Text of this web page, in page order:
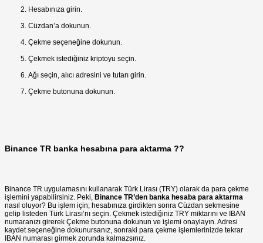
Hesabınıza girin.
Cüzdan’a dokunun.
Çekme seçeneğine dokunun.
Çekmek istediğiniz kriptoyu seçin.
Ağı seçin, alıcı adresini ve tutarı girin.
Çekme butonuna dokunun.
Binance TR banka hesabına para aktarma ??
Binance TR uygulamasını kullanarak Türk Lirası (TRY) olarak da para çekme
işlemini yapabilirsiniz. Peki, Binance TR’den banka hesaba para aktarma
nasıl oluyor? Bu işlem için; hesabınıza girdikten sonra Cüzdan sekmesine
gelip listeden Türk Lirası’nı seçin. Çekmek istediğiniz TRY miktarını ve IBAN
numaranızı girerek Çekme butonuna dokunun ve işlemi onaylayın. Adresi
kaydet seçeneğine dokunursanız, sonraki para çekme işlemlerinizde tekrar
IBAN numarası girmek zorunda kalmazsınız.